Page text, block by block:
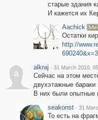
старые здания
И кажется их
Aachick
Остатки
http://
a
alkraj · 31 March 2010,
Сейчас на этом
двухэтажные
В них были опытные
seakonst · 31
То есть на